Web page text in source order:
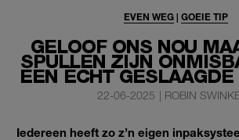
GELOOF ONS NOU
SPULLEN ZIJN
EEN ÉCHT
EVEN WEG| GOEIE TIP
22-06-2025 | ROBIN
Iedereen heeft zo z’n eigen